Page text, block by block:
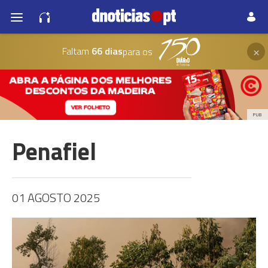
Faltam 66 diaspara os ×
PUB
Penafiel
01 AGOSTO 2025